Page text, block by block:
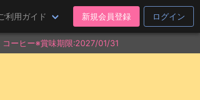
利用ガイド 新規会員登録 ログイン
コーヒー※賞味期限:2027/01/31